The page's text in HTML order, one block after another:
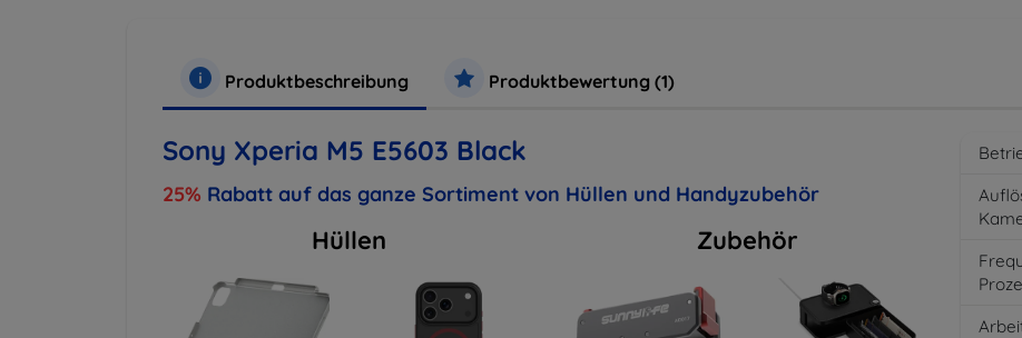
Produktbeschreibung Produktbewertung (1)
Sony Xperia M5 E5603 Black
25% Rabatt auf das ganze Sortiment von Hüllen und Handyzubehör
Hüllen Zubehör